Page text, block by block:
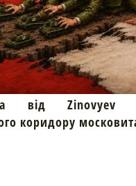
від Zinovyev
коридору